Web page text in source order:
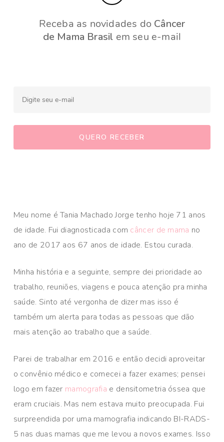
Receba as novidades do Câncer
de Mama Brasil em seu e-mail
Meu nome é Tania Machado Jorge tenho hoje 71 anos
de idade. Fui diagnosticada com câncer de mama no
ano de 2017 aos 67 anos de idade. Estou curada.
Minha história e a seguinte, sempre dei prioridade ao
trabalho, reuniões, viagens e pouca atenção pra minha
saúde. Sinto até vergonha de dizer mas isso é
também um alerta para todas as pessoas que dão
mais atenção ao trabalho que a saúde.
Parei de trabalhar em 2016 e então decidi aproveitar
o convênio médico e comecei a fazer exames; pensei
logo em fazer mamografia e densitometria óssea que
eram cruciais. Mas nem estava muito preocupada. Fui
surpreendida por uma mamografia indicando BI-RADS-
5 nas duas mamas que me levou a novos exames. Isso